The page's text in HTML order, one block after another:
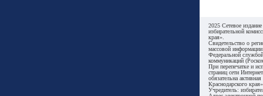
2025 Сетевое
избирательной
края».
Свидетельство о
массовой
Федеральной
коммуникаций
При перепечатке и
страниц сети Интернет
обязательна
Краснодарского
Учредитель: